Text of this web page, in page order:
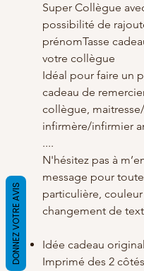
Super Collègue
possibilité de
prénomTasse
votre collègue
Idéal pour faire un
cadeau de
collègue,
infirmère/infirmier
....
N'hésitez pas à
message pour
particulière,
changement de
Idée cadeau
Imprimé des 2 côtés
DONNEZ VOTRE AVIS